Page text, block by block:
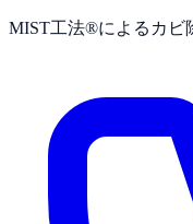
MIST工法®によるカビ